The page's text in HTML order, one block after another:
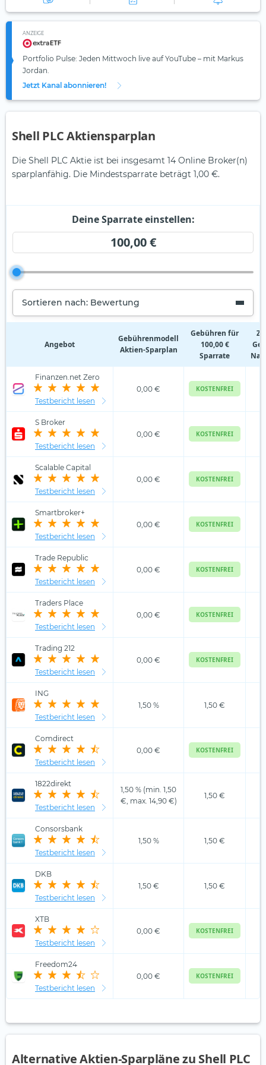
ANZEIGE
Portfolio Pulse: Jeden Mittwoch live auf YouTube – mit Markus
Jordan.
Jetzt Kanal abonnieren!
Shell PLC Aktiensparplan
Die Shell PLC Aktie ist bei insgesamt 14 Online Broker(n)
sparplanfähig. Die Mindestsparrate beträgt 1,00 €.
Deine Sparrate einstellen:
100,00 €
Sortieren nach: Bewertung
Angebot
Gebührenmodell
Aktien‑Sparplan
Gebühren für
100,00 €
Sparrate
Finanzen.net Zero
Testbericht lesen
0,00 € KOSTENFREI
S Broker
Testbericht lesen
0,00 € KOSTENFREI
Scalable Capital
Testbericht lesen
0,00 € KOSTENFREI
Smartbroker+
Testbericht lesen
0,00 € KOSTENFREI
Trade Republic
Testbericht lesen
0,00 € KOSTENFREI
Traders Place
Testbericht lesen
0,00 € KOSTENFREI
Trading 212
Testbericht lesen
0,00 € KOSTENFREI
ING
Testbericht lesen
1,50 % 1,50 €
Comdirect
Testbericht lesen
0,00 € KOSTENFREI
1822direkt
Testbericht lesen
1,50 % (min. 1,50
€, max. 14,90 €)
1,50 €
Consorsbank
Testbericht lesen
1,50 % 1,50 €
DKB
Testbericht lesen
1,50 € 1,50 €
XTB
Testbericht lesen
0,00 € KOSTENFREI
Freedom24
Testbericht lesen
0,00 € KOSTENFREI
Alternative Aktien-Sparpläne zu Shell PLC